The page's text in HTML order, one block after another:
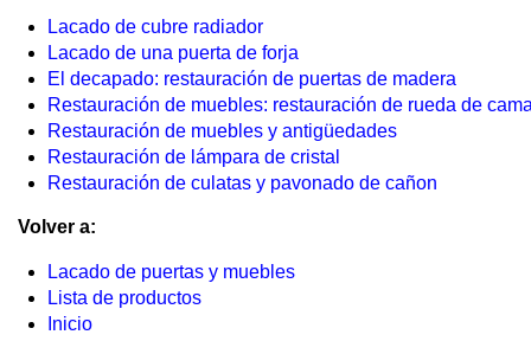
Lacado de cubre radiador
Lacado de una puerta de forja
El decapado: restauración de puertas de madera
Restauración de muebles: restauración de rueda de
Restauración de muebles y antigüedades
Restauración de lámpara de cristal
Restauración de culatas y pavonado de cañon
Volver a:
Lacado de puertas y muebles
Lista de productos
Inicio